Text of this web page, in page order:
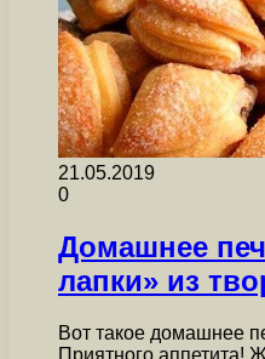
21.05.2019
0
Домашнее
лапки» из
Вот такое домашнее
Приятного аппетита!